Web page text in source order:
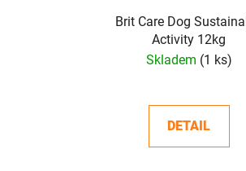
Brit Care Dog
Activity 12kg
Skladem (1 ks)
DETAIL